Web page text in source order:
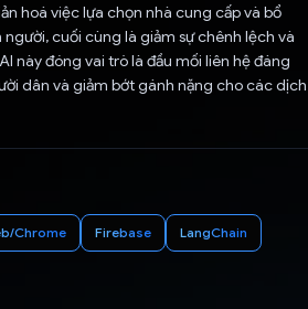
hoá việc lựa chọn nhà cung cấp và bổ
cuối cùng là giảm sự chênh lệch và
này đóng vai trò là đầu mối liên hệ đáng
dân và giảm bớt gánh nặng cho các dịch
Chrome Firebase LangChain